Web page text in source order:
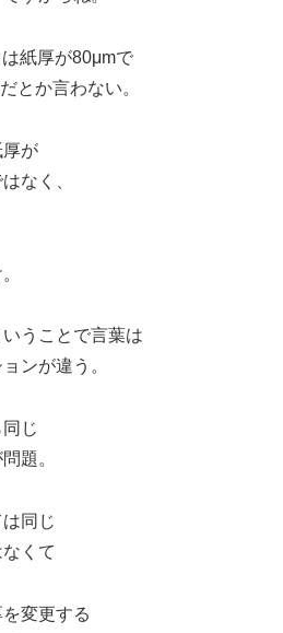
紙厚が80μmで
とか言わない。
厚が
なく、
いうことで言葉は
ンが違う。
じ
題。
同じ
くて
変更する